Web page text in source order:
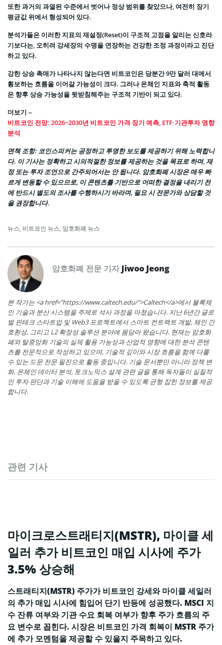
또한 과거의 과열된 수준에서 벗어나 정상 범위를 찾았으나, 여전히 장기
평균값 위에서 형성되어 있다.
분석가들은 이러한 지표의 재설정(Reset)이 구조적 고점을 알리는 신호라
기보다는, 오히려 강세장의 수명을 연장하는 건강한 조정 과정이라고 진단
하고 있다.
강한 상승 촉매가 나타나지 않는다면 비트코인은 당분간 9만 달러 대에서
횡보하는 흐름을 이어갈 가능성이 크다. 그러나 온체인 지표와 축적 활동
은 향후 상승 가능성을 뒷받침해주는 구조적 기반이 되고 있다.
더보기 –
비트코인 전망: 2026~2030년 비트코인 가격 장기 예측, ETF·기관투자 영향
분석
면책 조항: 코인스피커는 공정하고 투명한 보도를 제공하기 위해 노력합니
다. 이 기사는 정확하고 시의적절한 정보를 제공하는 것을 목표로 하며, 재
정 또는 투자 조언으로 간주되어서는 안 됩니다. 암호화폐 시장은 매우 빠
르게 변동할 수 있으므로, 이 콘텐츠를 기반으로 어떠한 결정을 내리기 전
에 반드시 별도의 조사를 수행하시기 바라며, 필요 시 전문가와 상담할 것
을 권장합니다.
뉴스, 비트코인 뉴스, 암호화폐 뉴스
암호화폐 전문 기자Jiwoo Jeong
본 작가는 <a href="https://www.caltech.edu/">Caltech</a>에서 블록체
인 기술과 분산 시스템을 주제로 석사 과정을 마쳤습니다. 지난 6년간 글로
벌 핀테크 스타트업 및 Web3 프로젝트에서 스마트 컨트랙트 개발, 체인 간
호환성, 그리고 L2 확장성 솔루션 분야에 몸담아 왔습니다. 현재는 암호화
폐와 탈중앙화 기술의 실제 활용 가능성과 산업적 영향에 대한 분석 콘텐
츠를 전문적으로 작성하고 있으며, 기술적 깊이와 시장 흐름을 함께 다룰
수 있는 드문 전문 필진으로 활동 중입니다. 기술 문서뿐만 아니라 정책 변
화, 온체인 데이터 분석, 토크노믹스 설계 관련 글을 통해 독자들이 실질적
인 투자 판단과 기술 이해에 도움을 받을 수 있도록 균형 잡힌 정보를 제공
합니다.
관련 기사
마이크로스트래티지(MSTR), 마이클 세
일러 추가 비트코인 매입 시사에 주가
3.5% 상승해
스트래티지(MSTR) 주가가 비트코인 강세와 마이클 세일러
의 추가 매입 시사에 힘입어 단기 반등에 성공했다. MSCI 지
수 잔류 여부와 기관 수요 회복 여부가 향후 주가 흐름의 주
요 변수로 꼽힌다. 시장은 비트코인 가격 회복이 MSTR 주가
에 추가 모멘텀을 제공할 수 있을지 주목하고 있다.